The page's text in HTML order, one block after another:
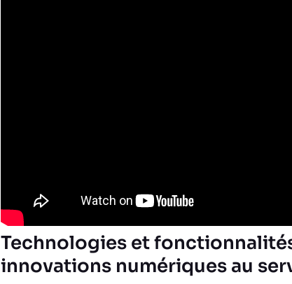
Technologies et
innovations numériques au